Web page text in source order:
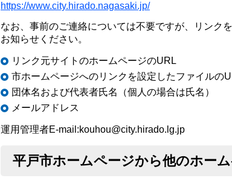
https://www.city.hirado.nagasaki.jp/
なお、事前のご連絡については不要ですが、リンク
お知らせください。
リンク元サイトのホームページのURL
市ホームページへのリンクを設定したファイルの
団体名および代表者氏名（個人の場合は氏名）
メールアドレス
運用管理者E-mail:kouhou@city.hirado.lg.jp
平戸市ホームページから他のホー